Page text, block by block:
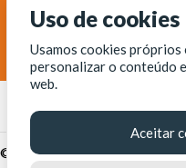
© Fortaleza Digital ||
Uso de cookies
Usamos cookies próprios
personalizar o conteúdo
web.
Aceitar